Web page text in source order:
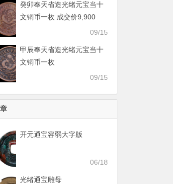
癸卯奉天省造光绪元宝当十
文铜币一枚 成交价9,900
09/15
甲辰奉天省造光绪元宝当十
文铜币一枚
09/15
开元通宝容弱大字版
06/18
光绪通宝雕母